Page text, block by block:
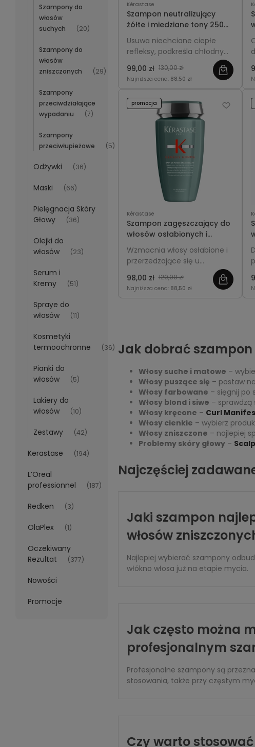
Szampony do
włosów
suchych
(20)
Szampony do
włosów
zniszczonych
(29)
Szampony
przeciwdziałające
wypadaniu
(7)
Szampony
przeciwłupieżowe
(5)
Odżywki (36)
Maski (66)
Pielęgnacja Skóry
Głowy
(36)
Olejki do
włosów
(23)
Serum i
Kremy
(51)
Spraye do
włosów
(11)
Kosmetyki
termoochronne
(36)
Pianki do
włosów
(5)
Lakiery do
włosów
(10)
Zestawy (42)
Kerastase (194)
L’Oreal
professionnel
(187)
Redken (3)
OlaPlex (1)
Oczekiwany
Rezultat
(377)
Nowości
Promocje
Kérastase
Szampon neutralizujący
żółte i miedziane tony 250ml
- Kérastase Blond Absolu
Ultra-Violet
Usuwa niechciane ciepłe
refleksy, podkreśla chłodny
rozjaśnianych oraz nadaje im
świetlisty blask.
99,00 zł 130,00 zł
Najniższa cena: 88,50 zł
Kérastase
Szampon zagęszczający do
włosów osłabionych i
wypadających dla
mężczyzn - Kérastase
Genesis Homme 250ml
Wzmacnia włosy osłabione i
przerzedzające się u
mężczyzn, ogranicza ich
wypadanie oraz dodaje
gęstości i objętości.
98,00 zł 120,00 zł
Najniższa cena: 88,50 zł
promocja
Jak dobrać szampon
Włosy suche i matowe –
Włosy puszące się – postaw
Włosy farbowane – sięgnij po
Włosy blond i siwe –
Włosy kręcone – Curl
Włosy cienkie – wybierz
Włosy zniszczone – najlepiej
Problemy skóry głowy–
Najczęściej
Jaki szampon
włosów
Najlepiej wybierać szampony
włókno włosa już na etapie mycia.
Jak często można
profesjonalnym
Profesjonalne szampony są
stosowania, także przy częstym
Czy warto